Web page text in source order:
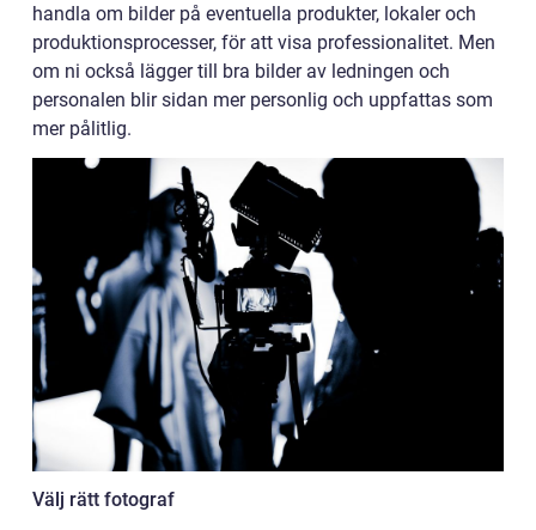
handla om bilder på eventuella produkter, lokaler och
produktionsprocesser, för att visa professionalitet. Men
om ni också lägger till bra bilder av ledningen och
personalen blir sidan mer personlig och uppfattas som
mer pålitlig.
Välj rätt fotograf